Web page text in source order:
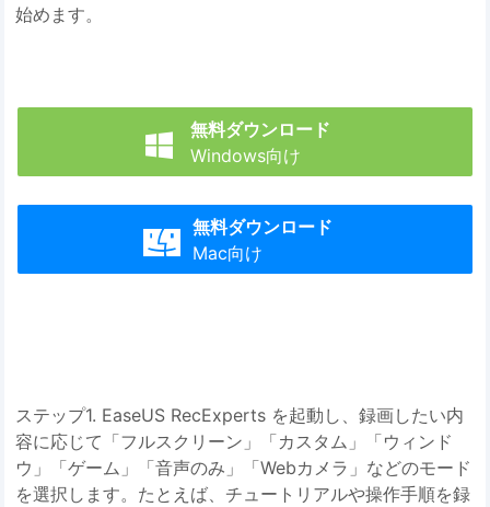
始めます。

無料ダウンロード
Windows向け

無料ダウンロード
Mac向け
ステップ1. EaseUS RecExperts を起動し、録画したい内
容に応じて「フルスクリーン」「カスタム」「ウィンド
ウ」「ゲーム」「音声のみ」「Webカメラ」などのモード
を選択します。たとえば、チュートリアルや操作手順を録